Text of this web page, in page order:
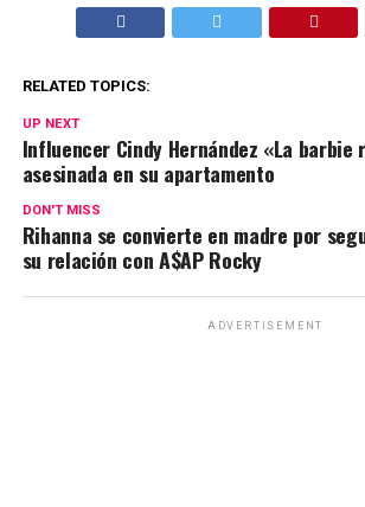
RELATED TOPICS:
UP NEXT
Influencer Cindy Hernández «La barbie
asesinada en su apartamento
DON'T MISS
Rihanna se convierte en madre por
su relación con A$AP Rocky
ADVERTISEMENT